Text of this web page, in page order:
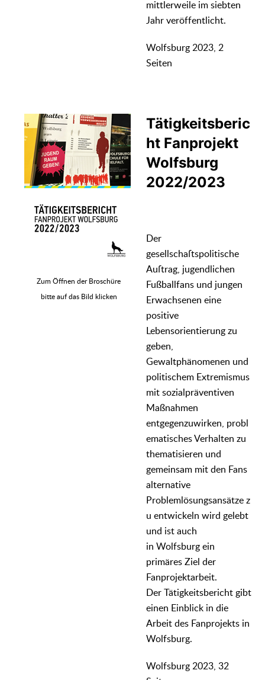
mittlerweile im siebten
Jahr veröffentlicht.
Wolfsburg 2023, 2
Seiten
Zum Öffnen der Broschüre
bitte auf das Bild klicken
Tätigkeitsberic
ht Fanprojekt
Wolfsburg
2022/2023
Der
gesellschaſtspolitische
Auſtrag, jugendlichen
Fußballfans und jungen
Erwachsenen eine
positive
Lebensorientierung zu
geben,
Gewaltphänomenen und
politischem Extremismus
mit sozialpräventiven
Maßnahmen
entgegenzuwirken, probl
ematisches Verhalten zu
thematisieren und
gemeinsam mit den Fans
alternative
Problemlösungsansätze z
u entwickeln wird gelebt
und ist auch
in Wolfsburg ein
primäres Ziel der
Fanprojektarbeit.
Der Tätigkeitsbericht gibt
einen Einblick in die
Arbeit des Fanprojekts in
Wolfsburg.
Wolfsburg 2023, 32